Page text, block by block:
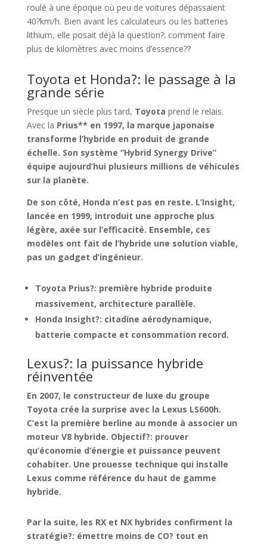
roulé à une époque où peu de voitures dépassaient
40?km/h. Bien avant les calculateurs ou les batteries
lithium, elle posait déjà la question?: comment faire
plus de kilomètres avec moins d’essence??
Toyota et Honda?: le passage à la
grande série
Presque un siècle plus tard, Toyota prend le relais.
Avec la Prius** en 1997, la marque japonaise
transforme l’hybride en produit de grande
échelle. Son système “Hybrid Synergy Drive”
équipe aujourd’hui plusieurs millions de véhicules
sur la planète.
De son côté, Honda n’est pas en reste. L’Insight,
lancée en 1999, introduit une approche plus
légère, axée sur l’efficacité. Ensemble, ces
modèles ont fait de l’hybride une solution viable,
pas un gadget d’ingénieur.
Toyota Prius?: première hybride produite
massivement, architecture parallèle.
Honda Insight?: citadine aérodynamique,
batterie compacte et consommation record.
Lexus?: la puissance hybride
réinventée
En 2007, le constructeur de luxe du groupe
Toyota crée la surprise avec la Lexus LS600h.
C’est la première berline au monde à associer un
moteur V8 hybride. Objectif?: prouver
qu’économie d’énergie et puissance peuvent
cohabiter. Une prouesse technique qui installe
Lexus comme référence du haut de gamme
hybride.
Par la suite, les RX et NX hybrides confirment la
stratégie?: émettre moins de CO? tout en